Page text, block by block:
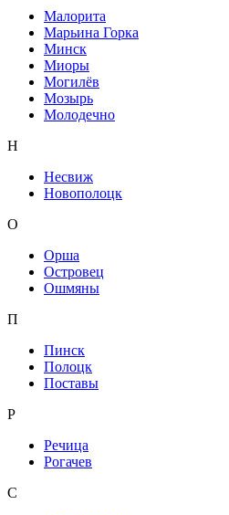
Малорита
Марьина Горка
Минск
Миоры
Могилёв
Мозырь
Молодечно
Н
Несвиж
Новополоцк
О
Орша
Островец
Ошмяны
П
Пинск
Полоцк
Поставы
Р
Речица
Рогачев
С